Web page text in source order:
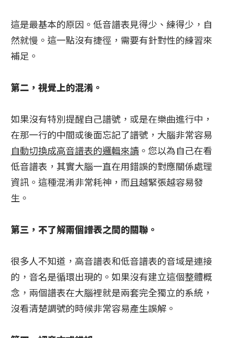
這是最基本的原因。低音譜表見得少、練得少，自
然就慢。這一點沒有捷徑，需要有針對性的練習來
補足。
第二，視覺上的混淆。
如果沒有特別提醒自己譜號，或是在樂曲進行中，
在那一行的中間或後面忘記了譜號，大腦非常容易
自動切換成高音譜表的邏輯來讀 。您以為自己在看
低音譜表，其實大腦一直在用錯誤的對應關係處理
資訊。這種混淆非常耗神，而且越緊張越容易發
生。
第三，不了解兩個譜表之間的關聯。
很多人不知道，高音譜表和低音譜表的音域是連接
的，音名是循環出現的。如果沒有建立這個整體概
念，兩個譜表在大腦裡就是兩套完全獨立的系統，
沒看清楚調號的時候非常容易產生誤解。